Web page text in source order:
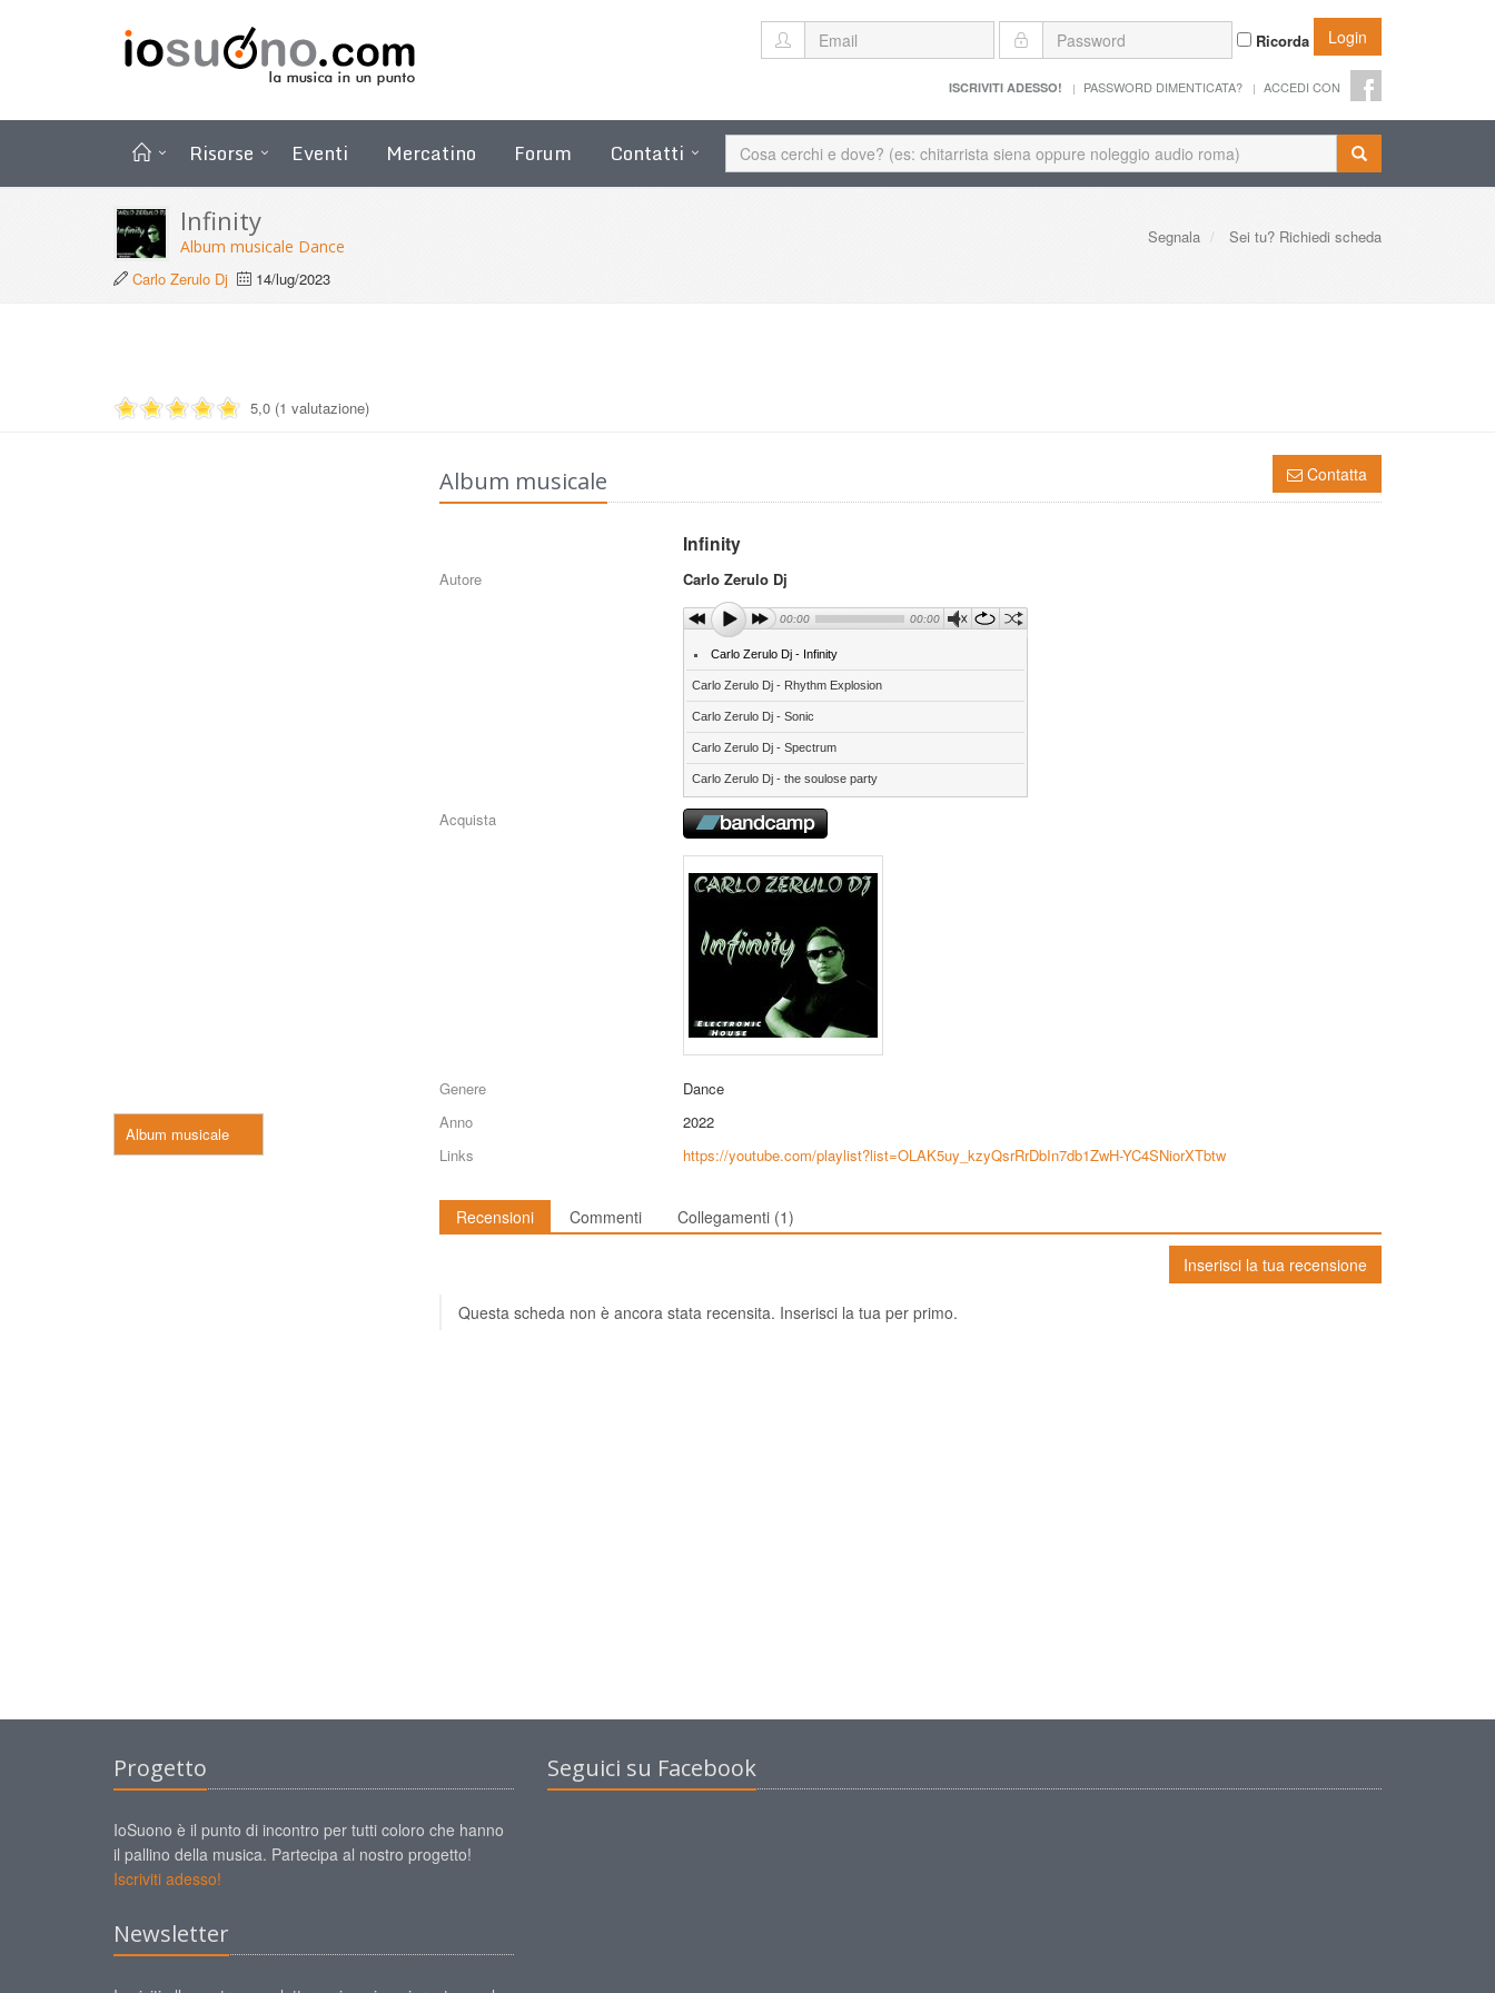
Ricorda Login
ISCRIVITI ADESSO! PASSWORD DIMENTICATA? ACCEDI CON
Risorse Eventi Mercatino Forum Contatti
Segnala Sei tu? Richiedi scheda
Infinity
Album musicale Dance
Carlo Zerulo Dj
14/lug/2023
5,0 (1 valutazione)
Album musicale
Contatta
Album musicale
Infinity
Autore Carlo Zerulo Dj
00:00 00:00
Carlo Zerulo Dj - Infinity
Carlo Zerulo Dj - Rhythm Explosion
Carlo Zerulo Dj - Sonic
Carlo Zerulo Dj - Spectrum
Carlo Zerulo Dj - the soulose party
Acquista
Genere
Dance
Anno
2022
Links
https://youtube.com/playlist?list=OLAK5uy_kzyQsrRrDbIn7db1ZwH-YC4SNiorXTbtw
Recensioni Commenti Collegamenti (1)
Inserisci la tua recensione
Questa scheda non è ancora stata recensita. Inserisci la tua per primo.
Progetto
IoSuono è il punto di incontro per tutti coloro che hanno
il pallino della musica. Partecipa al nostro progetto!
Iscriviti adesso!
Newsletter
Seguici su Facebook